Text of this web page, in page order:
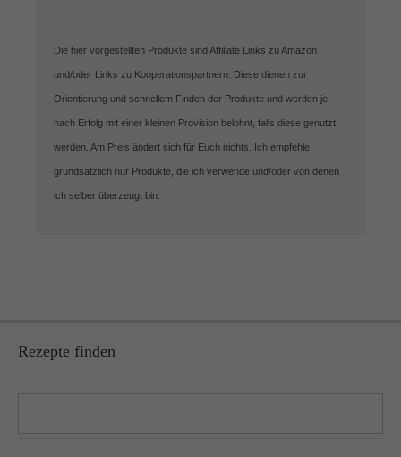
Die hier vorgestellten Produkte sind Affiliate Links zu Amazon
und/oder Links zu Kooperationspartnern. Diese dienen zur
Orientierung und schnellem Finden der Produkte und werden je
nach Erfolg mit einer kleinen Provision belohnt, falls diese genutzt
werden. Am Preis ändert sich für Euch nichts. Ich empfehle
grundsätzlich nur Produkte, die ich verwende und/oder von denen
ich selber überzeugt bin.
Rezepte finden